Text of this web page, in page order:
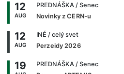
12
AUG
PREDNÁŠKA / Senec
Novinky z CERN-u
12
AUG
INÉ / celý svet
Perzeidy 2026
19 PREDNÁŠKA / Senec